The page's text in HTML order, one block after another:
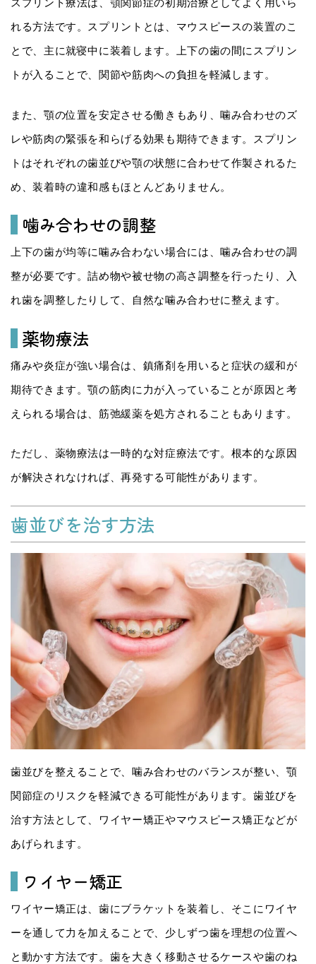
スプリント療法は、顎関節症の初期治療としてよく用いら
れる方法です。スプリントとは、マウスピースの装置のこ
とで、主に就寝中に装着します。上下の歯の間にスプリン
トが入ることで、関節や筋肉への負担を軽減します。
また、顎の位置を安定させる働きもあり、噛み合わせのズ
レや筋肉の緊張を和らげる効果も期待できます。スプリン
トはそれぞれの歯並びや顎の状態に合わせて作製されるた
め、装着時の違和感もほとんどありません。
噛み合わせの調整
上下の歯が均等に噛み合わない場合には、噛み合わせの調
整が必要です。詰め物や被せ物の高さ調整を行ったり、入
れ歯を調整したりして、自然な噛み合わせに整えます。
薬物療法
痛みや炎症が強い場合は、鎮痛剤を用いると症状の緩和が
期待できます。顎の筋肉に力が入っていることが原因と考
えられる場合は、筋弛緩薬を処方されることもあります。
ただし、薬物療法は一時的な対症療法です。根本的な原因
が解決されなければ、再発する可能性があります。
歯並びを治す方法
歯並びを整えることで、噛み合わせのバランスが整い、顎
関節症のリスクを軽減できる可能性があります。歯並びを
治す方法として、ワイヤー矯正やマウスピース矯正などが
あげられます。
ワイヤー矯正
ワイヤー矯正は、歯にブラケットを装着し、そこにワイヤ
ーを通して力を加えることで、少しずつ歯を理想の位置へ
と動かす方法です。歯を大きく移動させるケースや歯のね